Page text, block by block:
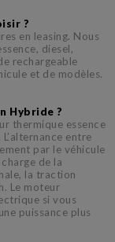
?
en leasing. Nous
diesel,
rechargeable
et de modèles.
Hybride ?
thermique essence
entre
par le véhicule
de la
la traction
Le moteur
si vous
puissance plus